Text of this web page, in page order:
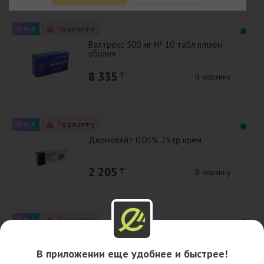
0-0-4 По рецепту
Валтрекс 500 мг № 10 табл п/плён
оболоч
8 335 ₸ В корзину
0-0-4 По рецепту
Дермовейт 0,05% 25 гр крем
2 205 ₸ В корзину
0-0-4 По рецепту
Дермовейт 0,05 % 25 гр мазь
В приложении еще удобнее и быстрее!